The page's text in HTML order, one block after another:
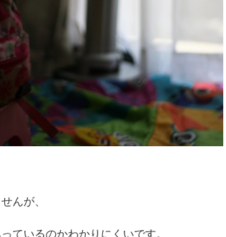
んが、
ているのかわかりにくいです。